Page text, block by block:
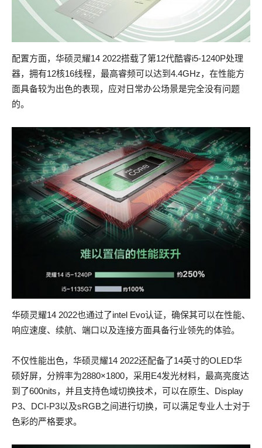
配置方面，华硕灵耀14 2022搭载了第12代酷睿i5-1240P处理
器，拥有12核16线程，最高睿频可以达到4.4GHz，在性能方
面具备较为出色的表现，应对日常办公场景是完全没有问题
的。
华硕灵耀14 2022也通过了intel Evo认证，确保其可以在性能、
响应速度、续航、端口以及连接方面具备行业领先的体验。
不仅性能出色，华硕灵耀14 2022还配备了14英寸的OLED华
硕好屏，分辨率为2880×1800，采用E4发光材料，最高亮度达
到了600nits，并且支持色域切换技术，可以在原生、Display
P3、DCI-P3以及sRGB之间进行切换，可以满足专业人士对于
色彩的严格要求。